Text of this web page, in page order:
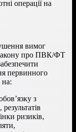
операції на
вимог
Закону про ПВК/ФТ
первинного
на:
з
ризиків,